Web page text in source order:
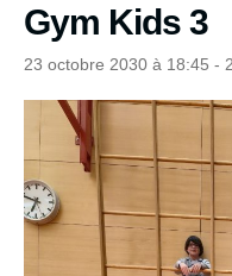
Gym Kids 3
23 octobre 2030 à 18:45 -